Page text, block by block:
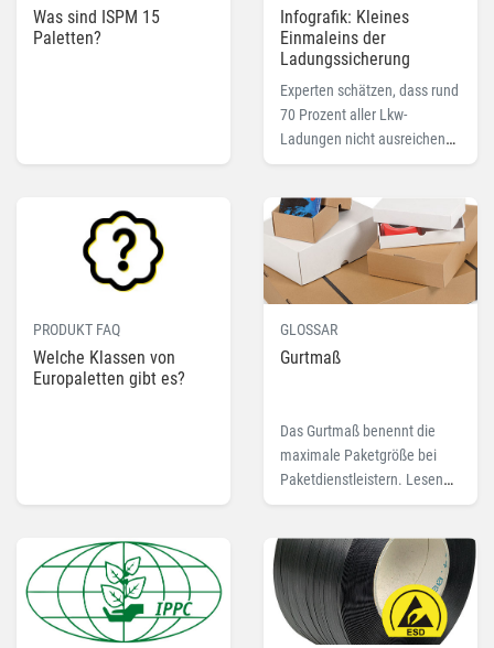
Was sind ISPM 15
Paletten?
Infografik: Kleines
Einmaleins der
Ladungssicherung
Experten schätzen, dass rund
70 Prozent aller Lkw-
Ladungen nicht ausreichend
gesichert sind. Was das für
Sie Ihre Ladung richtig
sichern, erfahren Sie hier.
PRODUKT FAQ
Welche Klassen von
Europaletten gibt es?
GLOSSAR
Gurtmaß
Das Gurtmaß benennt die
maximale Paketgröße bei
Paketdienstleistern. Lesen
Sie hier mehr zu dem